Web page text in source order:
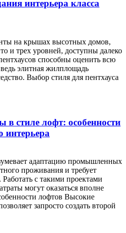
интерьера класса
на крышах высотных домов,
и трех уровней, доступны далеко
способны оценить всю
элитная жилплощадь
Выбор стиля для пентхауса
в стиле лофт: особенности
интерьера
адаптацию промышленных
проживания и требует
Работать с такими проектами
могут оказаться вполне
лофтов Высокие
запросто создать второй